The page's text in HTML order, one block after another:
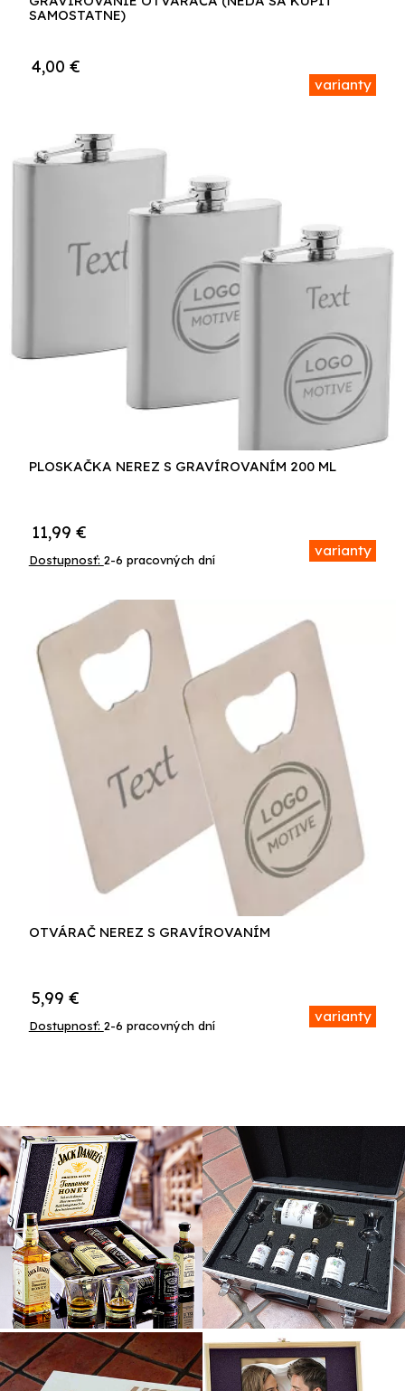
SAMOSTATNE)
varianty
4,00 €
PLOSKAČKA NEREZ S GRAVÍROVANÍM 200 ML
Dostupnosť: 2-6 pracovných dní
varianty
11,99 €
OTVÁRAČ NEREZ S GRAVÍROVANÍM
Dostupnosť: 2-6 pracovných dní
varianty
5,99 €